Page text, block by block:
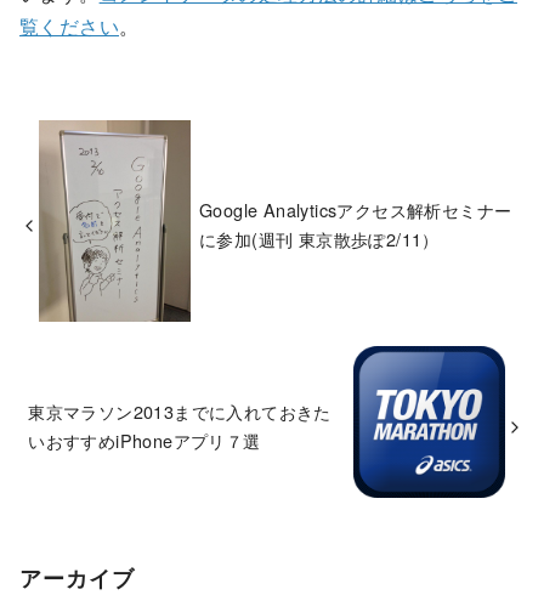
覧ください。
Google Analyticsアクセス解析セミナー
に参加(週刊 東京散歩ぽ2/11）
東京マラソン2013までに入れておきた
いおすすめiPhoneアプリ７選
アーカイブ